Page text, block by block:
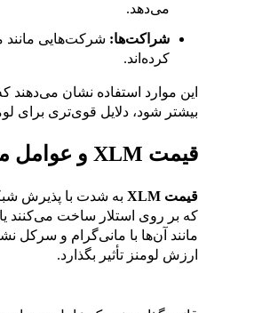
می‌دهد.
شراکت‌ها:
کرده‌اند.
این موارد استفاده نشان می‌دهند
بیشتر شود، دلایل قوی‌تری برای
قیمت XLM و عوامل مؤثر بر آن
قیمت XLM
به شدت با پذیرش
که بر روی استلار ساخت می‌کنند
مانند آن‌ها با مانی‌گرام و سرکل
ارزش لومنز تأثیر بگذارد.